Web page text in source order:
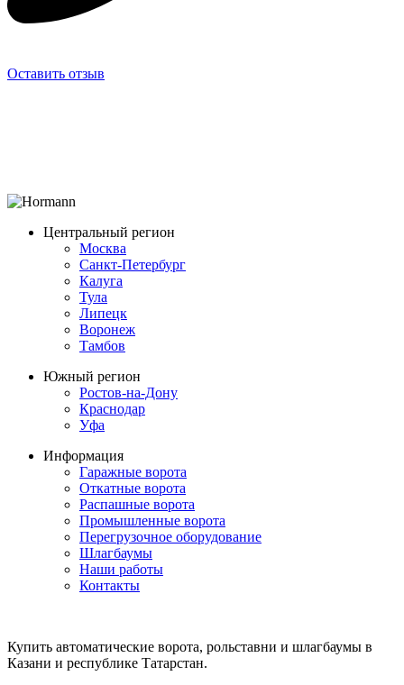
Оставить отзыв
Центральный регион
Москва
Санкт-Петербург
Калуга
Тула
Липецк
Воронеж
Тамбов
Южный регион
Ростов-на-Дону
Краснодар
Уфа
Информация
Гаражные ворота
Откатные ворота
Распашные ворота
Промышленные ворота
Перегрузочное оборудование
Шлагбаумы
Наши работы
Контакты
Купить автоматические ворота, рольставни и шлагбаумы в
Казани и республике Татарстан.